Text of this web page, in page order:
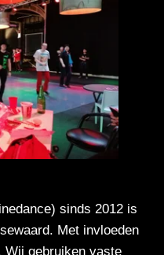
sinds 2012 is
Met invloeden
Wij gebruiken vaste